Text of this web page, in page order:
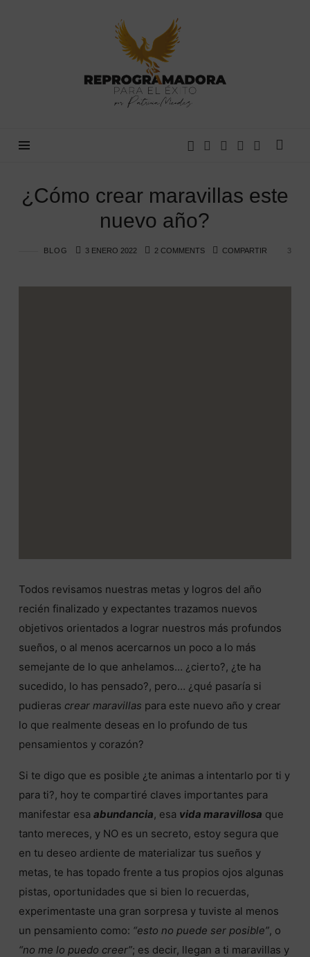
Reprogramadora
para
éxito
¿Cómo crear maravillas este
nuevo año?
BLOG 3 ENERO 2022 2 COMMENTS COMPARTIR 3
Todos revisamos nuestras metas y logros del año
recién finalizado y expectantes trazamos nuevos
objetivos orientados a lograr nuestros más profundos
sueños, o al menos acercarnos un poco a lo más
semejante de lo que anhelamos… ¿cierto?, ¿te ha
sucedido, lo has pensado?, pero… ¿qué pasaría si
pudieras crear maravillas para este nuevo año y crear
lo que realmente deseas en lo profundo de tus
pensamientos y corazón?
Si te digo que es posible ¿te animas a intentarlo por ti y
para ti?, hoy te compartiré claves importantes para
manifestar esa abundancia, esa vida maravillosa que
tanto mereces, y NO es un secreto, estoy segura que
en tu deseo ardiente de materializar tus sueños y
metas, te has topado frente a tus propios ojos algunas
pistas, oportunidades que si bien lo recuerdas,
experimentaste una gran sorpresa y tuviste al menos
un pensamiento como: “esto no puede ser posible”, o
“no me lo puedo creer”; es decir, llegan a ti maravillas y